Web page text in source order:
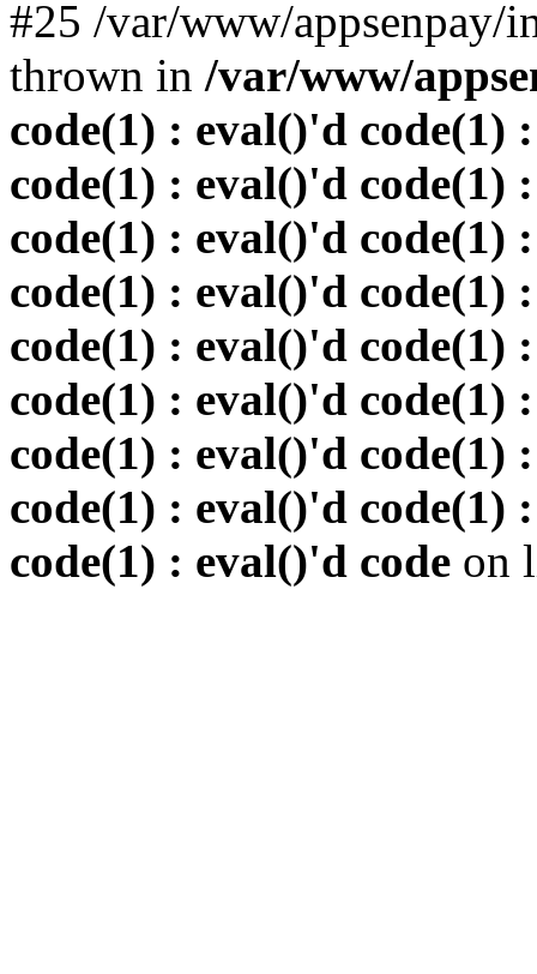
#25 /var/www/
thrown in /var/www/
code(1) : eval()'d code(1)
code(1) : eval()'d code(1)
code(1) : eval()'d code(1)
code(1) : eval()'d code(1)
code(1) : eval()'d code(1)
code(1) : eval()'d code(1)
code(1) : eval()'d code(1)
code(1) : eval()'d code(1)
code(1) : eval()'d code on